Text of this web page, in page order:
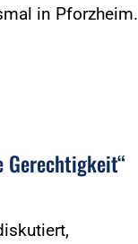
in Pforzheim.
Gerechtigkeit“